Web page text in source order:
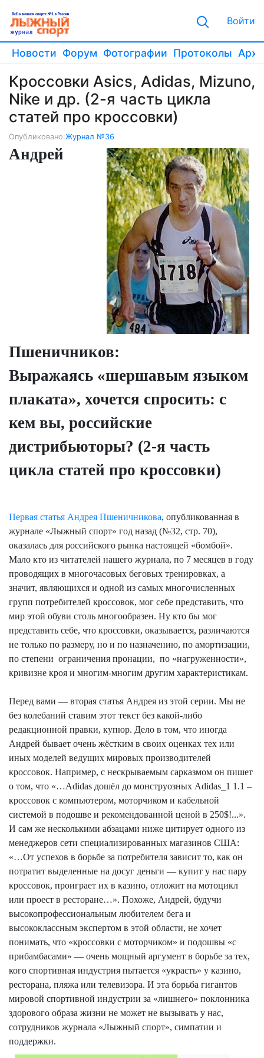
Войти
Новости Форум Фотографии Протоколы
Кроссовки Asics, Adidas, Mizuno,
Nike и др. (2-я часть цикла
статей про кроссовки)
Опубликовано:Журнал №36
Андрей
Пшеничников:
Выражаясь «шершавым языком
плаката», хочется спросить: с
кем вы, российские
дистрибьюторы? (2-я часть
цикла статей про кроссовки)
Первая статья Андрея Пшеничникова, опубликованная в
журнале «Лыжный спорт» год назад (№32, стр. 70),
оказалась для российского рынка настоящей «бомбой».
Мало кто из читателей нашего журнала, по 7 месяцев в году
проводящих в многочасовых беговых тренировках, а
значит, являющихся и одной из самых многочисленных
групп потребителей кроссовок, мог себе представить, что
мир этой обуви столь многообразен. Ну кто бы мог
представить себе, что кроссовки, оказывается, различаются
не только по размеру, но и по назначению, по амортизации,
по степени ограничения пронации, по «нагруженности»,
кривизне кроя и многим-многим другим характеристикам.
Перед вами — вторая статья Андрея из этой серии. Мы не
без колебаний ставим этот текст без какой-либо
редакционной правки, купюр. Дело в том, что иногда
Андрей бывает очень жёстким в своих оценках тех или
иных моделей ведущих мировых производителей
кроссовок. Например, с нескрываемым сарказмом он пишет
о том, что «…Adidas дошёл до монструозных Adidas_1 1.1 –
кроссовок с компьютером, моторчиком и кабельной
системой в подошве и рекомендованной ценой в 250$!...».
И сам же несколькими абзацами ниже цитирует одного из
менеджеров сети специализированных магазинов США:
«…От успехов в борьбе за потребителя зависит то, как он
потратит выделенные на досуг деньги — купит у нас пару
кроссовок, проиграет их в казино, отложит на мотоцикл
или проест в ресторане…». Похоже, Андрей, будучи
высокопрофессиональным любителем бега и
высококлассным экспертом в этой области, не хочет
понимать, что «кроссовки с моторчиком» и подошвы «с
прибамбасами» — очень мощный аргумент в борьбе за тех,
кого спортивная индустрия пытается «украсть» у казино,
ресторана, пляжа или телевизора. И эта борьба гигантов
мировой спортивной индустрии за «лишнего» поклонника
здорового образа жизни не может не вызывать у нас,
сотрудников журнала «Лыжный спорт», симпатии и
поддержки.